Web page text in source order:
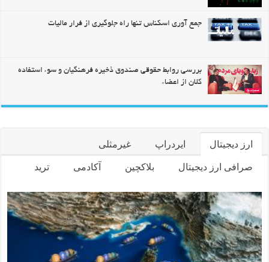
جمع آوری اسکناس تنها راه جلوگیری از فرار مالیات
بررسی روابط حقوقی صندوق ذخیره فرهنگیان و سوء استفاده
کلان از اعضاء
ارز دیجیتال ایردراپ غیرمثلی
صرافی ارز دیجیتال بلاکچین آکادمی ترید